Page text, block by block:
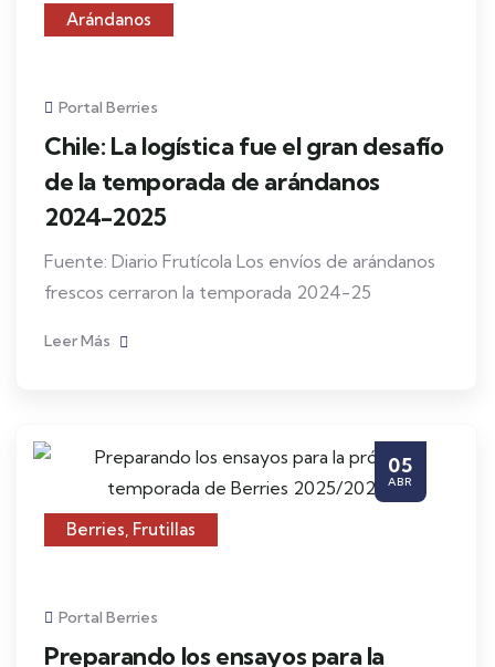
Arándanos
Portal Berries
Chile: La logística fue el gran desafío
de la temporada de arándanos
2024-2025
Fuente: Diario Frutícola Los envíos de arándanos
frescos cerraron la temporada 2024-25
Leer Más
05
ABR
Berries, Frutillas
Portal Berries
Preparando los ensayos para la